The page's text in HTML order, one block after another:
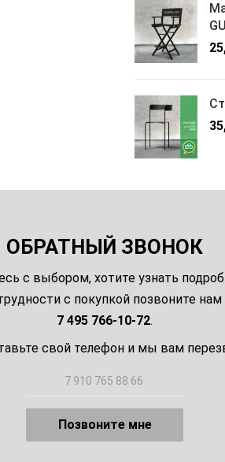
ОБРАТНЫЙ ЗВОНОК
с выбором, хотите узнать
с покупкой позвоните нам
7 495 766-10-72.
свой телефон и мы вам
Позвоните мне